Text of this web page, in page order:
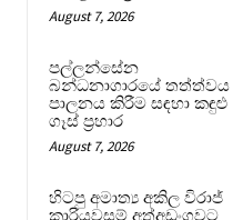
August 7, 2026
පල්ලන්සේන
බන්ධනාගාරයේ තත්ත්වය
පාලනය කිරීම සඳහා කඳුළු
ගෑස් ප්‍රහාර
August 7, 2026
හිටපු අමාත්‍ය අකිල විරාජ්
කාරියවසම් අත්අඩංගුවට